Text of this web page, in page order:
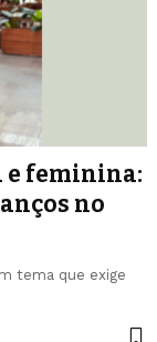
feminina:
no
tema que exige